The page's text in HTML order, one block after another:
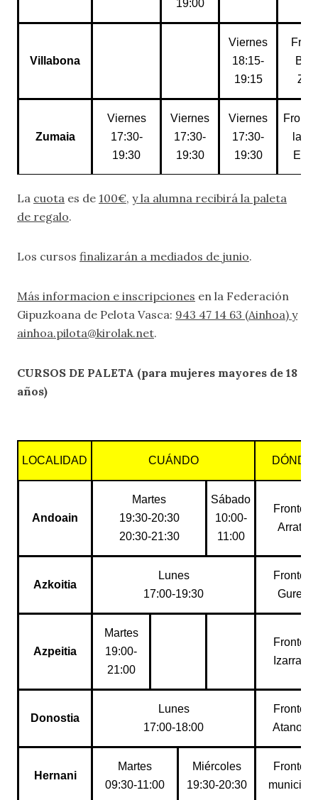
19:00
Villabona
Viernes
18:15-
19:15
Zumaia
Viernes
17:30-
19:30
Viernes
17:30-
19:30
Viernes
17:30-
19:30
la
La cuota es de 100€, y la alumna recibirá la paleta
de regalo.
Los cursos finalizarán a mediados de junio.
Más informacion e inscripciones en la Federación
Gipuzkoana de Pelota Vasca: 943 47 14 63 (Ainhoa) y
ainhoa.pilota@kirolak.net.
CURSOS DE PALETA (para mujeres mayores de 18
años)
LOCALIDAD CUÁNDO DÓNDE
Andoain
Martes
19:30-20:30
20:30-21:30
Sábado
10:00-
11:00
Frontón
Arrate
Azkoitia
Lunes
17:00-19:30
Frontón
Gurea
Azpeitia
Martes
19:00-
21:00
Frontón
Izarraitz
Donostia
Lunes
17:00-18:00
Frontón
Atano III
Hernani
Martes
09:30-11:00
Miércoles
19:30-20:30
Frontón
municipal